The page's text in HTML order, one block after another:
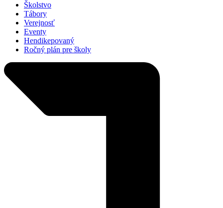
Školstvo
Tábory
Verejnosť
Eventy
Hendikepovaný
Ročný plán pre školy